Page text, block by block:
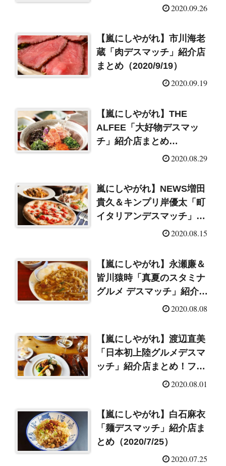
2020.09.26
【嵐にしやがれ】市川海老
蔵「肉デスマッチ」紹介店
まとめ（2020/9/19）
2020.09.19
【嵐にしやがれ】THE
ALFEE「大好物デスマッ
チ」紹介店まとめ
2020.08.29
嵐にしやがれ】NEWS増田
貴久＆キンプリ岸優太「町
イタリアンデスマッチ」紹
介店まとめ（2020/8/15）
2020.08.15
【嵐にしやがれ】永瀬廉＆
皆川猿時「真夏のスタミナ
グルメ デスマッチ」紹介店
まとめ（2020/8/8）2020.08.08
【嵐にしやがれ】渡辺直美
「日本初上陸グルメデスマ
ッチ」紹介店まとめ！フラ
イドチキン・クレープ・ハ
2020.08.01
【嵐にしやがれ】白石麻衣
「麺デスマッチ」紹介店ま
とめ（2020/7/25）
2020.07.25